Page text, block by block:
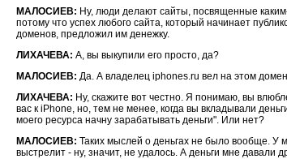
МАЛОСИЕВ: Ну, люди делают сайты, посвященные
потому что успех любого сайта, который начинает
доменов, предложил им денежку.
ЛИХАЧЕВА: А, вы выкупили его просто, да?
МАЛОСИЕВ: Да. А владелец iphones.ru вел на этом
ЛИХАЧЕВА: Ну, скажите вот честно. Я понимаю, вы
вас к iPhone, но, тем не менее, когда вы вкладывали
моего ресурса начну зарабатывать деньги". Или нет?
МАЛОСИЕВ: Таких мыслей о деньгах не было вообще. У
выстрелит - ну, значит, не удалось. А деньги мне давали